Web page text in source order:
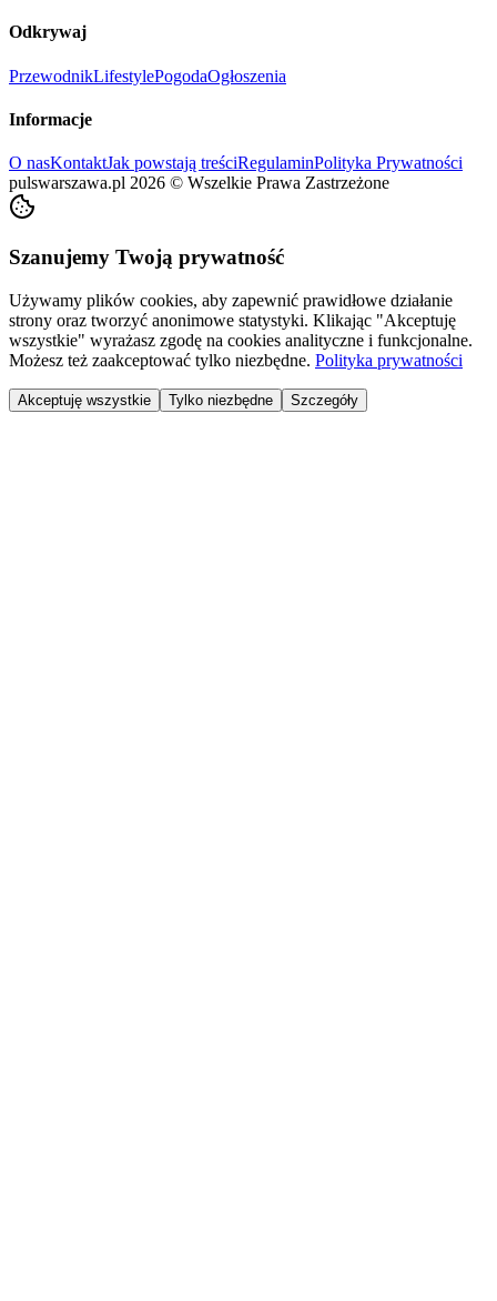
Odkrywaj
PrzewodnikLifestylePogodaOgłoszenia
Informacje
O nasKontaktJak powstają treściRegulaminPolityka Prywatności
pulswarszawa.pl 2026 © Wszelkie Prawa Zastrzeżone
Szanujemy Twoją prywatność
Używamy plików cookies, aby zapewnić prawidłowe działanie
strony oraz tworzyć anonimowe statystyki. Klikając "Akceptuję
wszystkie" wyrażasz zgodę na cookies analityczne i funkcjonalne.
Możesz też zaakceptować tylko niezbędne. Polityka prywatności
Akceptuję wszystkie Tylko niezbędne Szczegóły